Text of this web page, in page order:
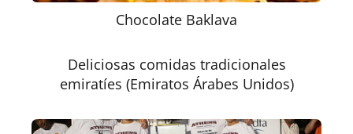
Chocolate Baklava
Deliciosas comidas tradicionales
emiratíes (Emiratos Árabes Unidos)